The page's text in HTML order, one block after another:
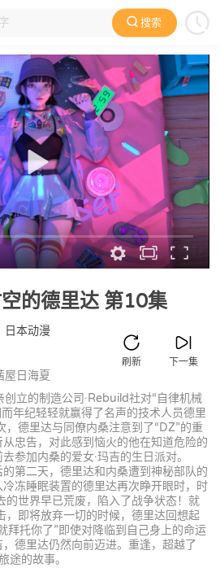
搜索
国产动漫 欧美动漫 动漫电影
的德里达第10集
下一集
刷新
日本动漫
屋日海夏
立的制造公司·Rebuild社对“自律机械
年纪轻轻就赢得了名声的技术人员德里
，德里达与同僚内桑注意到了“DZ”的重
忠告，对此感到恼火的他在知道危险的
参加内桑的爱女·玛吉的生日派对。
第二天，德里达和内桑遭到神秘部队的
冻睡眠装置的德里达再次睁开眼时，时
的世界早已荒废，陷入了战争状态！就
，即将放弃一切的时候，德里达回想起
拜托你了”即使对降临到自己身上的命运
德里达仍然向前迈进。重逢，超越了
途的故事。